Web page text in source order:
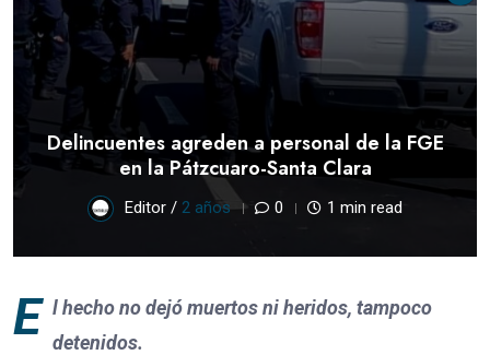
Delincuentes agreden a personal de la FGE
en la Pátzcuaro-Santa Clara
Editor / 2 años 0 1 min read
E l hecho no dejó muertos ni heridos, tampoco
detenidos.